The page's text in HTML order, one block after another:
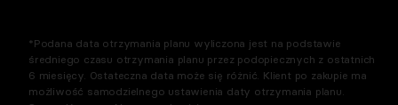
*Podana data otrzymania planu wyliczona jest na podstawie
średniego czasu otrzymania planu przez podopiecznych z ostatnich
6 miesięcy. Ostateczna data może się różnić. Klient po zakupie ma
możliwość samodzielnego ustawienia daty otrzymania planu.